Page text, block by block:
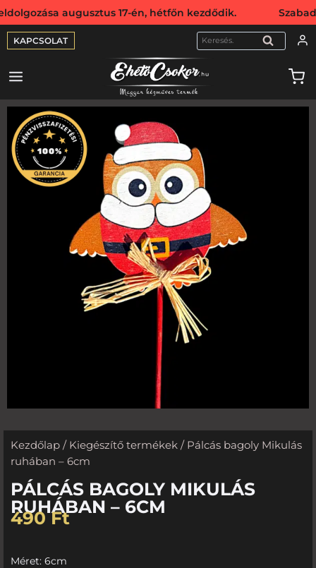
17-én, hétfőn kezdődik.
KAPCSOLAT KERESÉS
Kezdőlap / Kiegészítő termékek / Pálcás bagoly Mikulás
ruhában – 6cm
PÁLCÁS BAGOLY MIKULÁS
RUHÁBAN – 6CM
490Ft
Méret: 6cm